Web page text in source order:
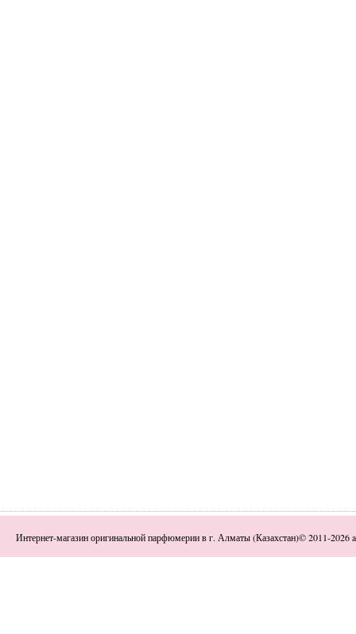
Интернет-магазин оригинальной парфюмерии в г. Алматы (Казахстан)© 2011-2026